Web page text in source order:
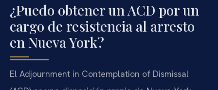
¿Puedo obtener un ACD por un
cargo de resistencia al arresto
en Nueva York?
El Adjournment in Contemplation of Dismissal